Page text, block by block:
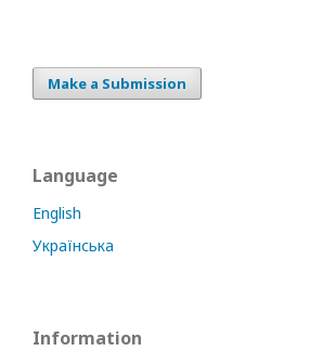
Make a Submission
Language
English
Українська
Information